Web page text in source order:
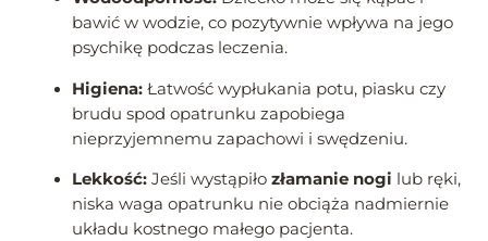
bawić w wodzie, co pozytywnie wpływa na jego
psychikę podczas leczenia.
Higiena: Łatwość wypłukania potu, piasku czy
brudu spod opatrunku zapobiega
nieprzyjemnemu zapachowi i swędzeniu.
Lekkość: Jeśli wystąpiłozłamanie nogi lub ręki,
niska waga opatrunku nie obciąża nadmiernie
układu kostnego małego pacjenta.